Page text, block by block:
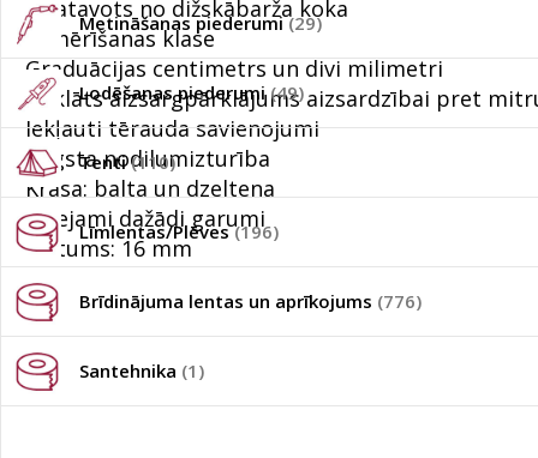
Metināšanas piederumi(29)
Lodēšanas piederumi (49)
Tenti(110)
Līmlentas/Plēves(196)
Brīdinājuma lentas un aprīkojums (776)
Santehnika (1)
Izgatavots no dižskābarža koka
III mērīšanas klase
Graduācijas centimetrs un divi milimetri
Uzklāts aizsargpārklājums aizsardzībai pret
Iekļauti tērauda savienojumi
Augsta nodilumizturība
Krāsa: balta un dzeltena
Pieejami dažādi garumi
Platums: 16 mm